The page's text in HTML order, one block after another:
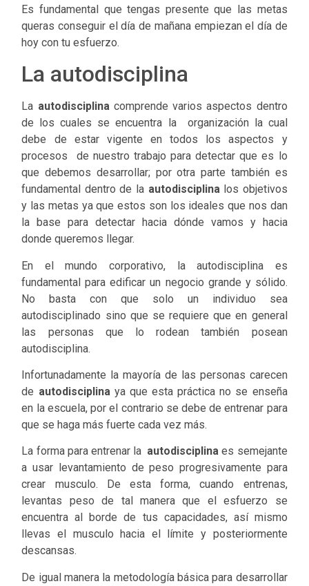
Es fundamental que tengas presente que las metas
queras conseguir el día de mañana empiezan el día de
hoy con tu esfuerzo.
La autodisciplina
La autodisciplinacomprende varios aspectos dentro
de los cuales se encuentra la organización la cual
debe de estar vigente en todos los aspectos y
procesos de nuestro trabajo para detectar que es lo
que debemos desarrollar; por otra parte también es
fundamental dentro de la autodisciplinalos objetivos
y las metas ya que estos son los ideales que nos dan
la base para detectar hacia dónde vamos y hacia
donde queremos llegar.
En el mundo corporativo, la autodisciplina es
fundamental para edificar un negocio grande y sólido.
No basta con que solo un individuo sea
autodisciplinado sino que se requiere que en general
las personas que lo rodean también posean
autodisciplina.
Infortunadamente la mayoría de las personas carecen
de autodisciplinaya que esta práctica no se enseña
en la escuela, por el contrario se debe de entrenar para
que se haga más fuerte cada vez más.
La forma para entrenar la autodisciplina es semejante
a usar levantamiento de peso progresivamente para
crear musculo. De esta forma, cuando entrenas,
levantas peso de tal manera que el esfuerzo se
encuentra al borde de tus capacidades, así mismo
llevas el musculo hacia el límite y posteriormente
descansas.
De igual manera la metodología básica para desarrollar